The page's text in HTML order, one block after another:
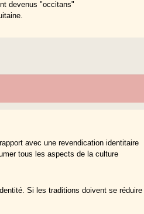
devenus "occitans"
avec une revendication identitaire
tous les aspects de la culture
Si les traditions doivent se réduire